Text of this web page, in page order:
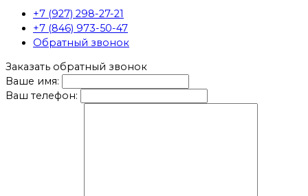
+7 (927) 298-27-21
+7 (846) 973-50-47
Обратный звонок
Заказать обратный звонок
Ваше имя:
Ваш телефон: